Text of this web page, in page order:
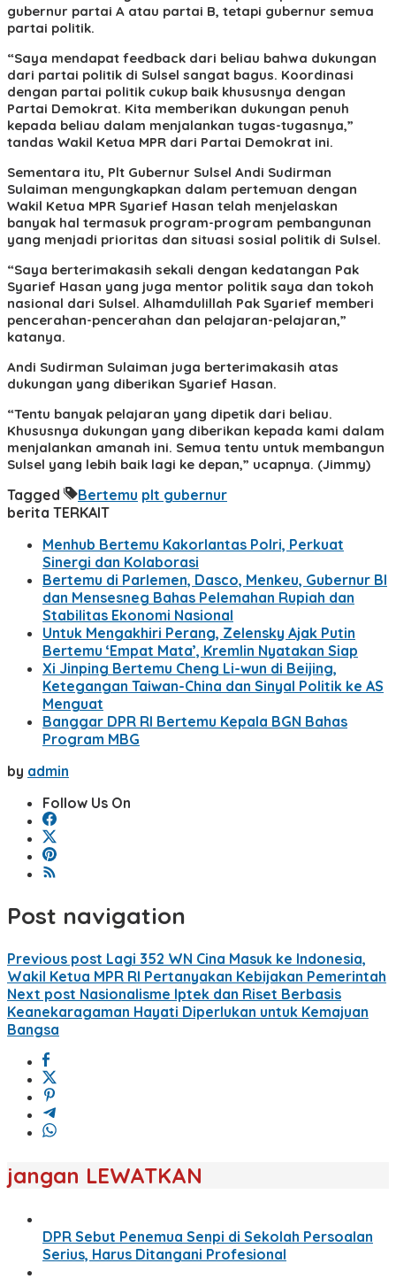
gubernur partai A atau partai B, tetapi gubernur semua
partai politik.
“Saya mendapat feedback dari beliau bahwa dukungan
dari partai politik di Sulsel sangat bagus. Koordinasi
dengan partai politik cukup baik khususnya dengan
Partai Demokrat. Kita memberikan dukungan penuh
kepada beliau dalam menjalankan tugas-tugasnya,”
tandas Wakil Ketua MPR dari Partai Demokrat ini.
Sementara itu, Plt Gubernur Sulsel Andi Sudirman
Sulaiman mengungkapkan dalam pertemuan dengan
Wakil Ketua MPR Syarief Hasan telah menjelaskan
banyak hal termasuk program-program pembangunan
yang menjadi prioritas dan situasi sosial politik di Sulsel.
“Saya berterimakasih sekali dengan kedatangan Pak
Syarief Hasan yang juga mentor politik saya dan tokoh
nasional dari Sulsel. Alhamdulillah Pak Syarief memberi
pencerahan-pencerahan dan pelajaran-pelajaran,”
katanya.
Andi Sudirman Sulaiman juga berterimakasih atas
dukungan yang diberikan Syarief Hasan.
“Tentu banyak pelajaran yang dipetik dari beliau.
Khususnya dukungan yang diberikan kepada kami dalam
menjalankan amanah ini. Semua tentu untuk membangun
Sulsel yang lebih baik lagi ke depan,” ucapnya. (Jimmy)
Tagged Bertemu plt gubernur
berita TERKAIT
Menhub Bertemu Kakorlantas Polri, Perkuat
Sinergi dan Kolaborasi
Bertemu di Parlemen, Dasco, Menkeu, Gubernur BI
dan Mensesneg Bahas Pelemahan Rupiah dan
Stabilitas Ekonomi Nasional
Untuk Mengakhiri Perang, Zelensky Ajak Putin
Bertemu ‘Empat Mata’, Kremlin Nyatakan Siap
Xi Jinping Bertemu Cheng Li-wun di Beijing,
Ketegangan Taiwan-China dan Sinyal Politik ke AS
Menguat
Banggar DPR RI Bertemu Kepala BGN Bahas
Program MBG
by admin
Follow Us On
Post navigation
Previous post Lagi 352 WN Cina Masuk ke Indonesia,
Wakil Ketua MPR RI Pertanyakan Kebijakan Pemerintah
Next post Nasionalisme Iptek dan Riset Berbasis
Keanekaragaman Hayati Diperlukan untuk Kemajuan
Bangsa
jangan LEWATKAN
DPR Sebut Penemua Senpi di Sekolah Persoalan
Serius, Harus Ditangani Profesional